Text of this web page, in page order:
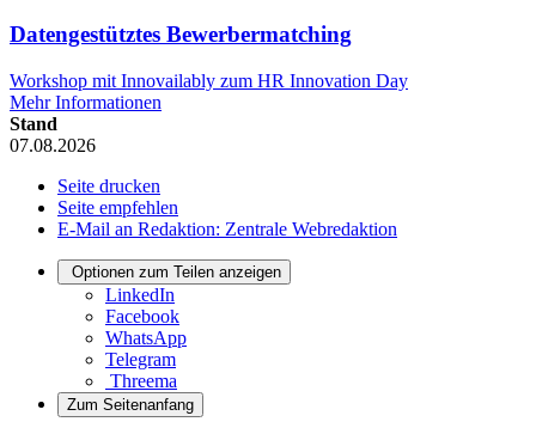
Datengestütztes Bewerbermatching
Workshop mit Innovailably zum HR Innovation Day
Mehr Informationen
Stand
07.08.2026
Seite drucken
Seite empfehlen
E-Mail an Redaktion: Zentrale Webredaktion
Optionen zum Teilen anzeigen
LinkedIn
Facebook
WhatsApp
Telegram
Threema
Zum Seitenanfang